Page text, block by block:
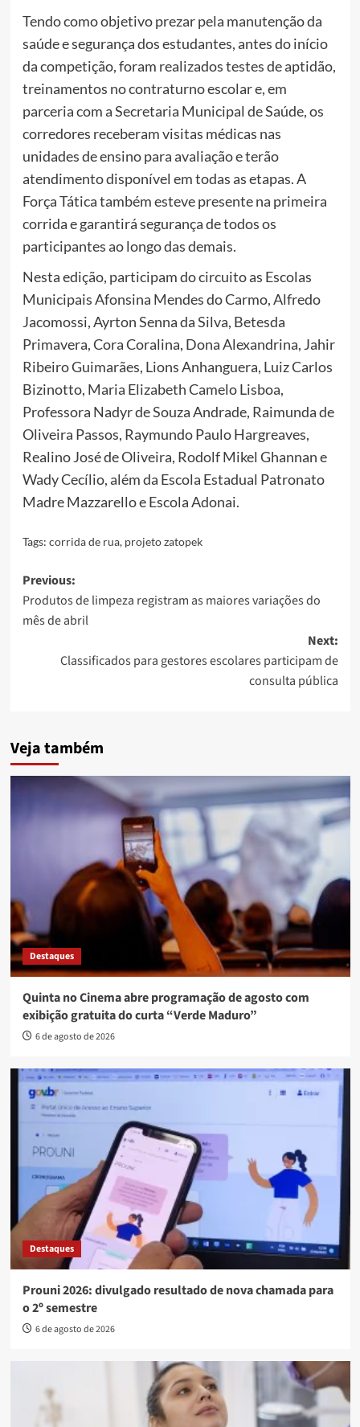
Tendo como objetivo prezar pela manutenção da
saúde e segurança dos estudantes, antes do início
da competição, foram realizados testes de aptidão,
treinamentos no contraturno escolar e, em
parceria com a Secretaria Municipal de Saúde, os
corredores receberam visitas médicas nas
unidades de ensino para avaliação e terão
atendimento disponível em todas as etapas. A
Força Tática também esteve presente na primeira
corrida e garantirá segurança de todos os
participantes ao longo das demais.
Nesta edição, participam do circuito as Escolas
Municipais Afonsina Mendes do Carmo, Alfredo
Jacomossi, Ayrton Senna da Silva, Betesda
Primavera, Cora Coralina, Dona Alexandrina, Jahir
Ribeiro Guimarães, Lions Anhanguera, Luiz Carlos
Bizinotto, Maria Elizabeth Camelo Lisboa,
Professora Nadyr de Souza Andrade, Raimunda de
Oliveira Passos, Raymundo Paulo Hargreaves,
Realino José de Oliveira, Rodolf Mikel Ghannan e
Wady Cecílio, além da Escola Estadual Patronato
Madre Mazzarello e Escola Adonai.
Tags: corrida de rua, projeto zatopek
Post
navigation
Previous:
Produtos de limpeza registram as maiores variações do
mês de abril
Next:
Classificados para gestores escolares participam de
consulta pública
Veja também
Destaques
Quinta no Cinema abre programação de agosto com
exibição gratuita do curta “Verde Maduro”
6 de agosto de 2026
Destaques
Prouni 2026: divulgado resultado de nova chamada para
o 2º semestre
6 de agosto de 2026